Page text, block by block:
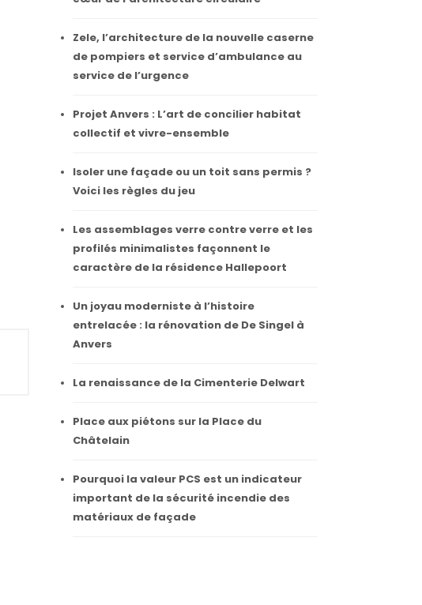
Zele, l’architecture de la nouvelle caserne
de pompiers et service d’ambulance au
service de l’urgence
Projet Anvers : L’art de concilier habitat
collectif et vivre-ensemble
Isoler une façade ou un toit sans permis ?
Voici les règles du jeu
Les assemblages verre contre verre et les
profilés minimalistes façonnent le
caractère de la résidence Hallepoort
Un joyau moderniste à l’histoire
entrelacée : la rénovation de De Singel à
Anvers
La renaissance de la Cimenterie Delwart
Place aux piétons sur la Place du
Châtelain
Pourquoi la valeur PCS est un indicateur
important de la sécurité incendie des
matériaux de façade